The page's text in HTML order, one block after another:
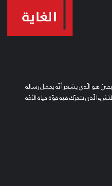
هو الّذي يشعر أنّه يحمل رسالة
الّذي تتحرّك فيه قوّة حياة الأمّة